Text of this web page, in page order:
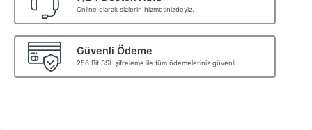
Online olarak sizlerin hizmetinizdeyiz.
Güvenli Ödeme
256 Bit SSL şifreleme ile tüm ödemeleriniz güvenli.